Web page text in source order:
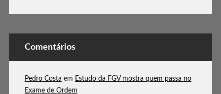
Comentários
Pedro Costa em Estudo da FGV mostra quem passa no
Exame de Ordem